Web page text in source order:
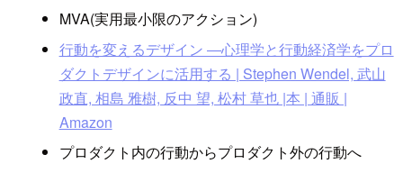
MVA(実用最小限のアクション)
行動を変えるデザイン ―心理学と行動経済学をプロ
ダクトデザインに活用する | Stephen Wendel, 武山
政直, 相島 雅樹, 反中 望, 松村 草也 |本 | 通販 |
Amazon
プロダクト内の行動からプロダクト外の行動へ